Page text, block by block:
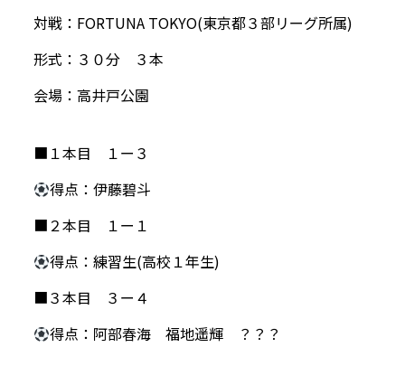
対戦：FORTUNA TOKYO(東京都３部リーグ所属)
形式：３０分 ３本
会場：高井戸公園
■１本目 １ー３
得点：伊藤碧斗
■２本目 １ー１
得点：練習生(高校１年生)
■３本目 ３ー４
得点：阿部春海 福地遥輝 ？？？